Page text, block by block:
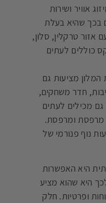
אוויר ושירות
בכך שהיא בעלת
אזור טרקלין, סלון,
כוללים לעתים
המלון מציעות גם
חדר משחקים,
מכילים לעתים
מרפסת ומרפסת.
נוף פנורמי של
היא האפשרות
היא שהוא מציע
ופרטיות. חלק